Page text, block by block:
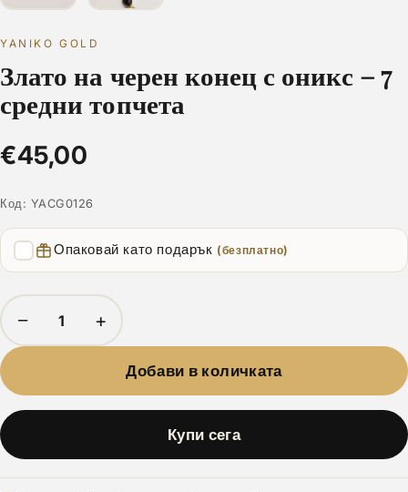
YANIKO GOLD
Злато на черен конец с оникс – 7
средни топчета
€45,00
Код: YACG0126
Опаковай като подарък (безплатно)
− +
Добави в количката
Купи сега